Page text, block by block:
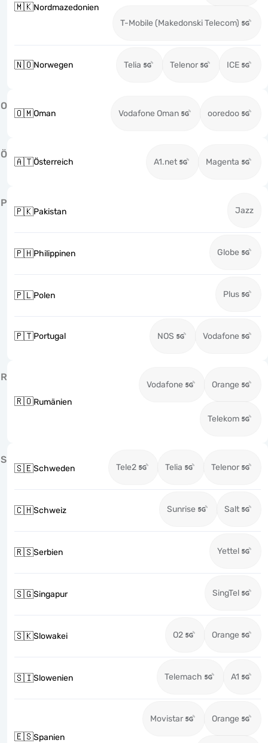
🇲🇰Nordmazedonien
T-Mobile (Makedonski Telecom)
🇳🇴Norwegen Telia Telenor ICE
O
🇴🇲Oman Vodafone Oman ooredoo
Ö
🇦🇹Österreich A1.net Magenta
P
🇵🇰Pakistan Jazz
🇵🇭Philippinen Globe
🇵🇱Polen Plus
🇵🇹Portugal NOS Vodafone
R
🇷🇴Rumänien
Vodafone Orange
Telekom
S
🇸🇪Schweden Tele2 Telia Telenor
🇨🇭Schweiz Sunrise Salt
🇷🇸Serbien Yettel
🇸🇬Singapur SingTel
🇸🇰Slowakei O2 Orange
🇸🇮Slowenien Telemach A1
🇪🇸Spanien
Movistar Orange